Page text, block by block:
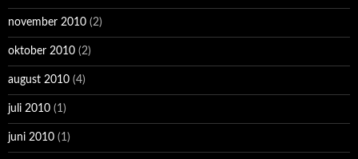
november 2010 (2)
oktober 2010 (2)
august 2010 (4)
juli 2010 (1)
juni 2010 (1)